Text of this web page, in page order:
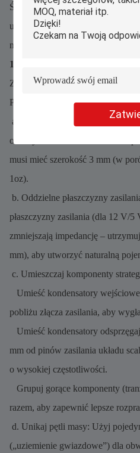
Świetna płytka PCB zasilacza to
układ, zarządzanie termiczne i
niepodlegające negocjacjom
1. Układ: Minimalizuj szumy i
Zły układ powoduje szumy,
Postępuj zgodnie z tymi zasadami:
a. Krótkie, szerokie ścieżki
obliczyć szerokość ścieżki – dla
musi mieć szerokość 3 mm (w
1oz).
b. Oddzielne płaszczyzny
płaszczyzny zasilania (dla 12 V/5
zmniejszają impedancję –
mm), aby utworzyć naturalną
c. Umieszczaj komponenty
Umieść kondensatory
pobliżu złącza zasilania, aby
Umieść kondensatory
mm od pinów zasilania układu
o wysokiej częstotliwości.
Grupuj gorące komponenty
razem, aby zapewnić lepsze
d. Unikaj pętli masy: Użyj
(„uziemienie gwiazdowe”) dla